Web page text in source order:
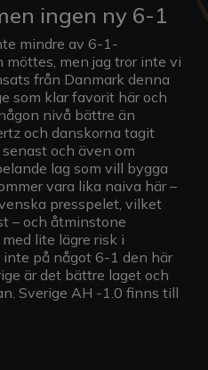
ingen ny 6-1
mindre av 6-1-
men jag tror inte vi
från Danmark denna
som klar favorit här och
nivå bättre än
och danskorna tagit
och även om
lag som vill bygga
vara lika naiva här –
presspelet, vilket
– och åtminstone
lite lägre risk i
inte på något 6-1 den här
är det bättre laget och
Sverige AH -1.0 finns till